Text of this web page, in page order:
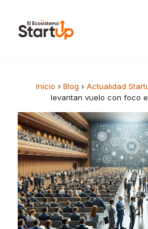
Inicio › Blog › Actualidad
levantan vuelo con foco